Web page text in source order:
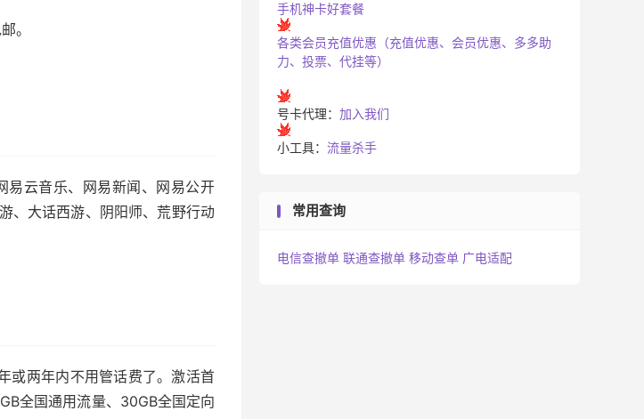
。
易云音乐、网易新闻、网易公开
、大话西游、阴阳师、荒野行动
或两年内不用管话费了。激活首
全国通用流量、30GB全国定向
手机神卡好套餐
各类会员充值优惠（充值优惠、会员优惠、多多助
力、投票、代挂等）
号卡代理： 加入我们
小工具： 流量杀手
常用查询
电信查撤单 联通查撤单 移动查单 广电适配